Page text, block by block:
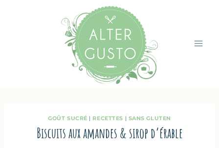
GOÛT SUCRÉ | RECETTES | SANS GLUTEN
Biscuits aux amandes & sirop d’érable